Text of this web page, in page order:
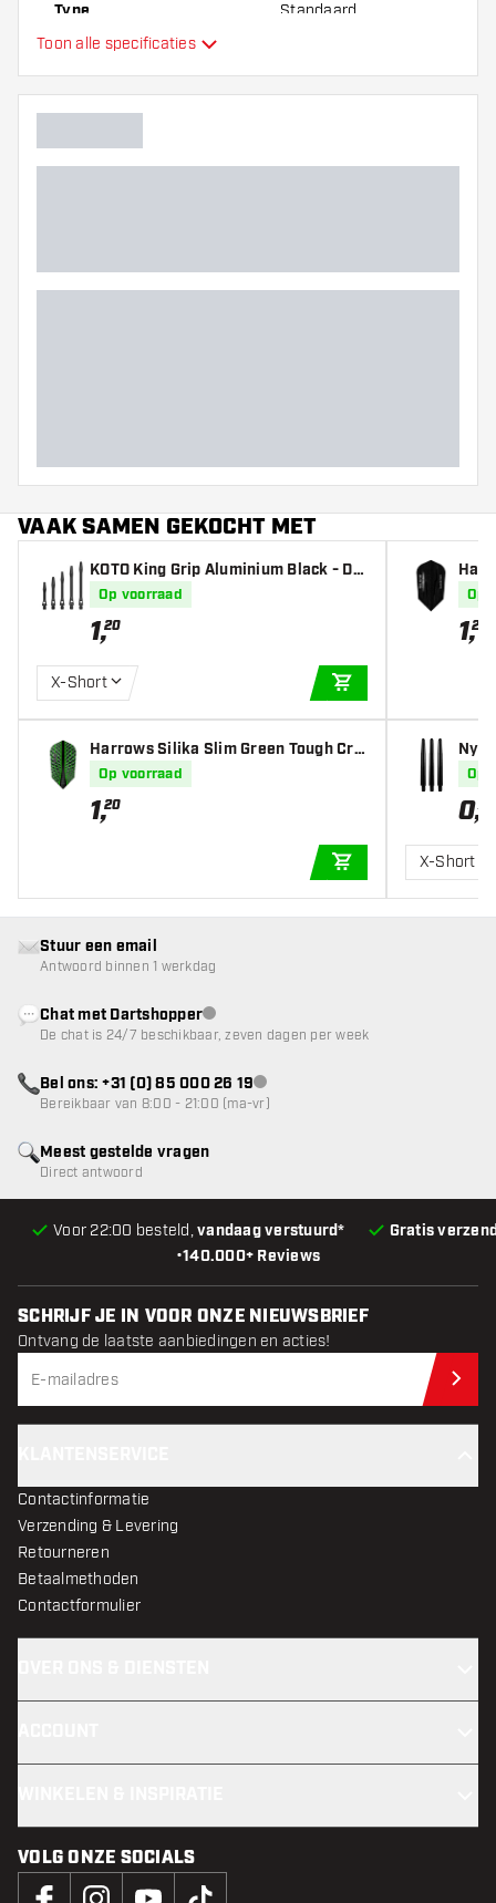
Type Standaard
Hoofdkleur
Toon alle specificaties
VAAK SAMEN GEKOCHT MET
KOTO King Grip Aluminium Black - Da
rt Shafts
Op voorraad
1,20
X-Short
Harrows Silika Slim Green Tough Cry
stalline Coated - Dart Flights
Op voorraad
1,20
IN WINKELWAGEN
Op
1,20
Op
0,79
X-Short
•140.000+ Reviews
Voor 22:00 besteld,vandaag verstuurd* Gratis
Meest gestelde vragen
Direct antwoord
Stuur een email
Antwoord binnen 1 werkdag
Chat met Dartshopperklantenservice niet beschikbaar
De chat is 24/7 beschikbaar, zeven dagen per week
Bel ons: +31 (0) 85 000 26 19klantenservice niet beschikbaar
Bereikbaar van 8:00 - 21:00 (ma-vr)
SCHRIJF JE IN VOOR ONZE NIEUWSBRIEF
Ontvang de laatste aanbiedingen en acties!
Contactinformatie
Verzending & Levering
Retourneren
Betaalmethoden
Contactformulier
VOLG ONZE SOCIALS